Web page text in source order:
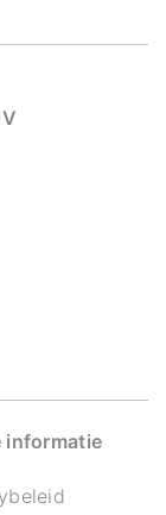
informatie